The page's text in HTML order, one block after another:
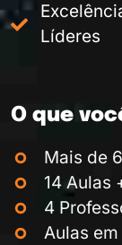
Líderes
O que
Mais de
14 Aulas
4
Aulas